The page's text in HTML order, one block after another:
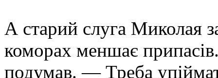
А старий слуга Миколая
коморах меншає
подумав. — Треба